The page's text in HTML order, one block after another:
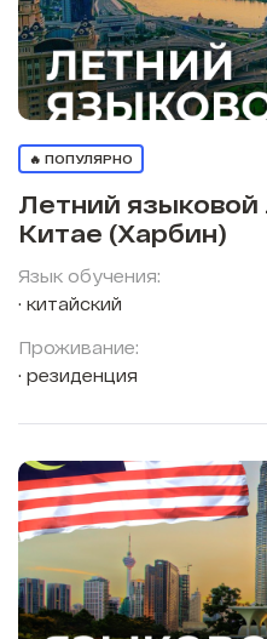
🔥 ПОПУЛЯРНО
Летний языковой
Китае (Харбин)
Язык обучения:
китайский
Проживание:
резиденция